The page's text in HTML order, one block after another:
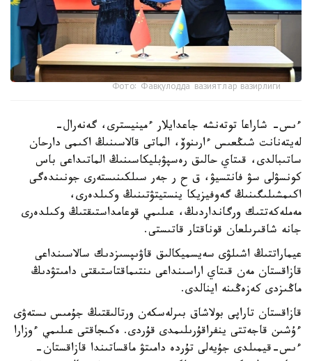
Фото: Фавқулодда вазиятлар вазирлиги
ءىس- شاراعا توتەنشە جاعدايلار ءمينيسترى، گەنەرال-
لەيتەنانت شىڭعىس ءارىنوۆ، الماتى قالاسىنىڭ اكىمى دارحان
ساتىبالدى، قىتاي حالىق رەسپۋبليكاسىنىڭ الماتىداعى باس
كونسۋلى سۋ فانتسيۋ، ق ح ر جەر سىلكىنىستەرى جونىندەگى
اكىمشىلىگىنىڭ گەوفيزيكا ينستيتۋتىنىڭ وكىلدەرى،
مەملەكەتتىك ورگانداردىڭ، عىلىمي قوعامداستىقتىڭ وكىلدەرى
جانە شاقىرىلعان قوناقتار قاتىستى.
عيماراتتىڭ اشىلۋى سەيسميكالىق قاۋىپسىزدىك سالاسىنداعى
قازاقستان مەن قىتاي اراسىنداعى ىنتىماقتاستىقتى دامىتۋدىڭ
ماڭىزدى كەزەڭىنە اينالدى.
قازاقستان تاراپى بولاشاق بىرلەسكەن ورتالىقتىڭ جۇمىس ىستەۋى
ءۇشىن قاجەتتى ينفراقۇرىلىمدى قۇردى. ەكىجاقتى عىلىمي ءوزارا
ءىس-قيمىلدى جۇيەلى تۇردە دامىتۋ ماقساتىندا قازاقستان-